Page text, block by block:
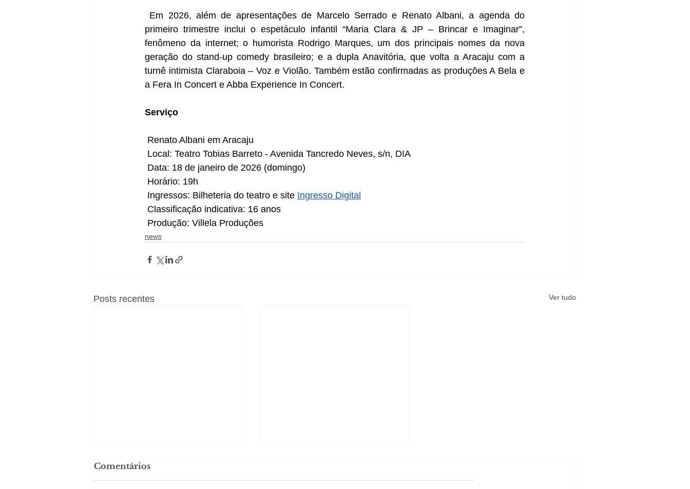
primeiro trimestre inclui o espetáculo infantil “Maria Clara & JP – Brincar e Imaginar”,
fenômeno da internet; o humorista Rodrigo Marques, um dos principais nomes da nova
geração do stand-up comedy brasileiro; e a dupla Anavitória, que volta a Aracaju com a
turnê intimista Claraboia – Voz e Violão. Também estão confirmadas as produções A Bela e
a Fera In Concert e Abba Experience In Concert.
Serviço
Renato Albani em Aracaju
Local: Teatro Tobias Barreto - Avenida Tancredo Neves, s/n, DIA
Data: 18 de janeiro de 2026 (domingo)
Horário: 19h
Ingressos: Bilheteria do teatro e site Ingresso Digital
Classificação indicativa: 16 anos
Produção: Villela Produções
news
Posts recentes Ver tudo
Comentários